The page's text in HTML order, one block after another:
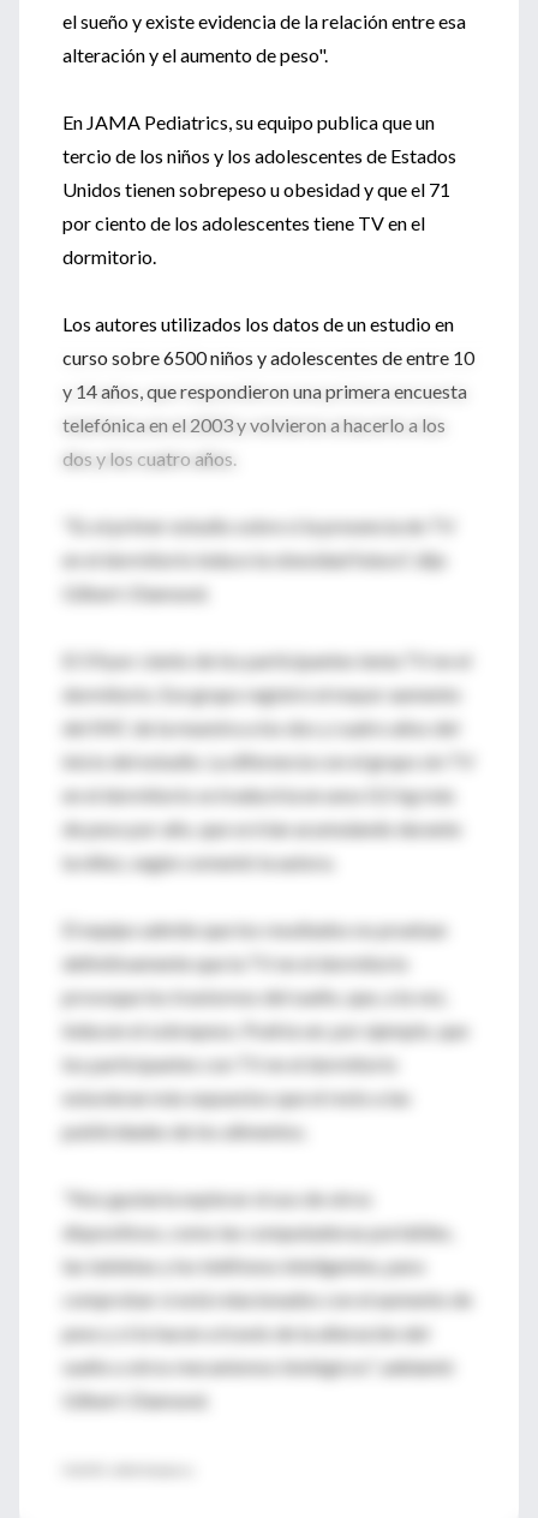
el sueño y existe evidencia de la relación entre esa
alteración y el aumento de peso".
En JAMA Pediatrics, su equipo publica que un
tercio de los niños y los adolescentes de Estados
Unidos tienen sobrepeso u obesidad y que el 71
por ciento de los adolescentes tiene TV en el
dormitorio.
Los autores utilizados los datos de un estudio en
curso sobre 6500 niños y adolescentes de entre 10
y 14 años, que respondieron una primera encuesta
telefónica en el 2003 y volvieron a hacerlo a los
dos y los cuatro años.
"Es el primer estudio sobre si la presencia de TV
en el dormitorio induce la obesidad futura", dijo
Gilbert-Diamond.
El 59 por ciento de los participantes tenía TV en el
dormitorio. Ese grupo registró el mayor aumento
del IMC de la muestra a los dos y cuatro años del
inicio del estudio. La diferencia con el grupo sin TV
en el dormitorio se traduciría en unos 0,5 kg más
de peso por año, que se irían acumulando durante
la niñez, según comentó la autora.
El equipo admite que los resultados no prueban
definitivamente que la TV en el dormitorio
provoque los trastornos del sueño, que, a la vez,
inducen el sobrepeso. Podría ser, por ejemplo, que
los participantes con TV en el dormitorio
estuvieran más expuestos que el resto a las
publicidades de los alimentos.
"Nos gustaría explorar el uso de otros
dispositivos, como las computadoras portátiles,
las tabletas y los teléfonos inteligentes, para
comprobar si está relacionados con el aumento de
peso y si lo hacen a través de la alteración del
sueño u otros mecanismos biológicos", adelantó
Gilbert-Diamond.